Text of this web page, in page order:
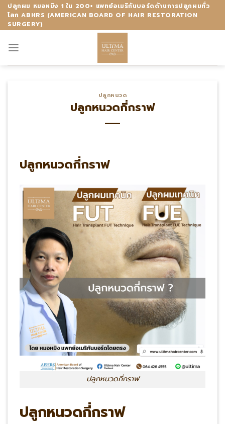
Skip
content
ปลูกผม หมอหมิง 1 ใน 200+ แพทย์อเมริกันบอร์ดด้านการปลูกผมทั่ว
โลก ABHRS (AMERICAN BOARD OF HAIR RESTORATION
SURGERY)
ปลูกหนวด
ปลูกหนวดกี่กราฟ
ปลูกหนวดกี่กราฟ
ปลูกหนวดกี่กราฟ
ปลูกหนวดกี่กราฟ